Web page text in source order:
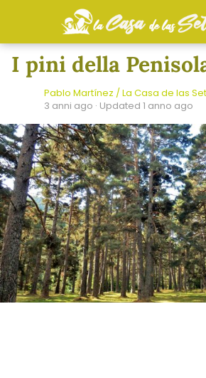
I pini della
Pablo Martínez / La Casa de las
3 anni ago · Updated 1 anno ago